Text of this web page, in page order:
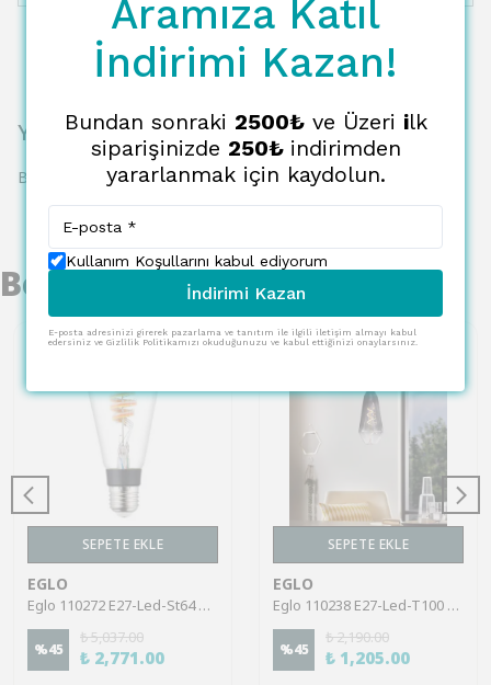
Yorumlar
Bu ürün için henüz yorum yapılmamış.
Benzer Ürünler
SEPETE EKLE
EGLO
Eglo 110272 E27-Led-St64 Ampul 1X4,9W Şeffaf 3000K 400 Lümen Dim Edilebilir RGB
%45
₺ 5,037.00
₺ 2,771.00
SEPETE EKLE
EGLO
Eglo 110238 E27-Led-T100 Ampul 1X4W Siyah-Gri-Şeffaf 1800K Dim Edilebilir
%45
₺ 2,190.00
₺ 1,205.00
Aramıza Katıl
İndirimi Kazan!
Bundan sonraki 2500₺ve Üzeri ilk
siparişinizde 250₺ indirimden
yararlanmak için kaydolun.
Kullanım Koşullarını kabul ediyorum
İndirimi Kazan
E-posta adresinizi girerek pazarlama ve tanıtım ile ilgili iletişim almayı kabul
edersiniz ve Gizlilik Politikamızı okuduğunuzu ve kabul ettiğinizi onaylarsınız.